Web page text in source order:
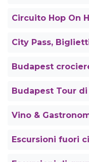
Circuito Hop On
City Pass,
Budapest
Budapest Tour
Vino &
Escursioni fuori